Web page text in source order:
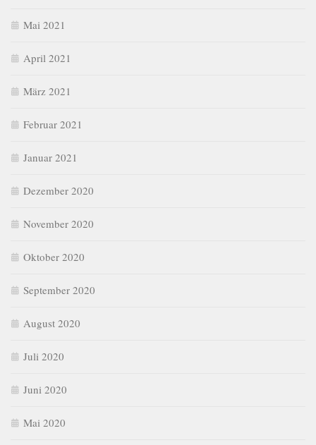
Mai 2021
April 2021
März 2021
Februar 2021
Januar 2021
Dezember 2020
November 2020
Oktober 2020
September 2020
August 2020
Juli 2020
Juni 2020
Mai 2020